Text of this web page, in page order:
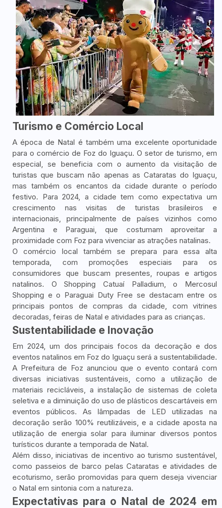
Turismo e Comércio Local
A época de Natal é também uma excelente oportunidade
para o comércio de Foz do Iguaçu. O setor de turismo, em
especial, se beneficia com o aumento da visitação de
turistas que buscam não apenas as Cataratas do Iguaçu,
mas também os encantos da cidade durante o período
festivo. Para 2024, a cidade tem como expectativa um
crescimento nas visitas de turistas brasileiros e
internacionais, principalmente de países vizinhos como
Argentina e Paraguai, que costumam aproveitar a
proximidade com Foz para vivenciar as atrações natalinas.
O comércio local também se prepara para essa alta
temporada, com promoções especiais para os
consumidores que buscam presentes, roupas e artigos
natalinos. O Shopping Catuaí Palladium, o Mercosul
Shopping e o Paraguai Duty Free se destacam entre os
principais pontos de compras da cidade, com vitrines
decoradas, feiras de Natal e atividades para as crianças.
Sustentabilidade e Inovação
Em 2024, um dos principais focos da decoração e dos
eventos natalinos em Foz do Iguaçu será a sustentabilidade.
A Prefeitura de Foz anunciou que o evento contará com
diversas iniciativas sustentáveis, como a utilização de
materiais recicláveis, a instalação de sistemas de coleta
seletiva e a diminuição do uso de plásticos descartáveis em
eventos públicos. As lâmpadas de LED utilizadas na
decoração serão 100% reutilizáveis, e a cidade aposta na
utilização de energia solar para iluminar diversos pontos
turísticos durante a temporada de Natal.
Além disso, iniciativas de incentivo ao turismo sustentável,
como passeios de barco pelas Cataratas e atividades de
ecoturismo, serão promovidas para quem deseja vivenciar
o Natal em sintonia com a natureza.
Expectativas para o Natal de 2024 em